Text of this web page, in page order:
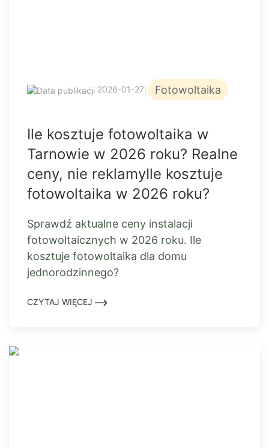
2026-01-27 Fotowoltaika
Ile kosztuje fotowoltaika w
Tarnowie w 2026 roku? Realne
ceny, nie reklamyIle kosztuje
fotowoltaika w 2026 roku?
Sprawdź aktualne ceny instalacji
fotowoltaicznych w 2026 roku. Ile
kosztuje fotowoltaika dla domu
jednorodzinnego?
CZYTAJ WIĘCEJ